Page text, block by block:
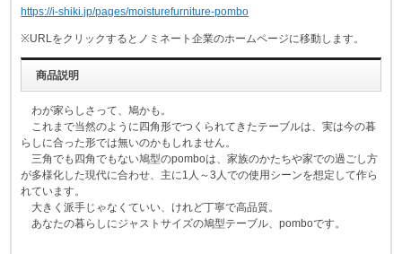
https://i-shiki.jp/pages/moisturefurniture-pombo
※URLをクリックするとノミネート企業のホームページに移動します。
商品説明
わが家らしさって、鳩かも。
これまで当然のように四角形でつくられてきたテーブルは、実は今の暮
らしに合った形では無いのかもしれません。
三角でも四角でもない鳩型のpomboは、家族のかたちや家での過ごし方
が多様化した現代に合わせ、主に1人～3人での使用シーンを想定して作ら
れています。
大きく派手じゃなくていい、けれど丁寧で高品質。
あなたの暮らしにジャストサイズの鳩型テーブル、pomboです。